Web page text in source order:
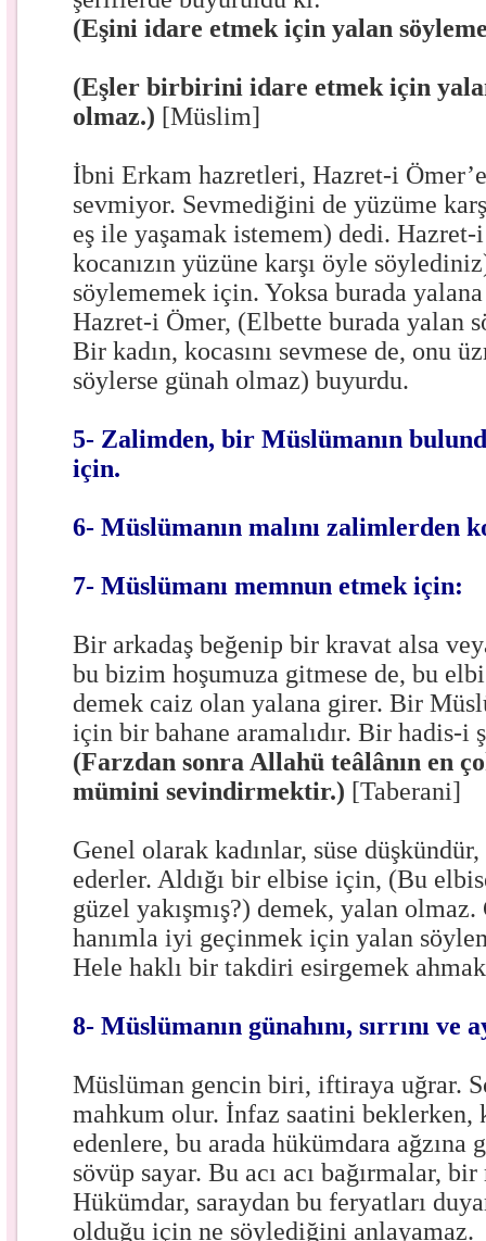
(Eşini idare etmek için yalan
(Eşler birbirini idare etmek için
olmaz.) [Müslim]
İbni Erkam hazretleri, Hazret-i
sevmiyor. Sevmediğini de yüzüme
eş ile yaşamak istemem) dedi.
kocanızın yüzüne karşı öyle
söylememek için. Yoksa burada
Hazret-i Ömer, (Elbette burada yalan
Bir kadın, kocasını sevmese de, onu
söylerse günah olmaz) buyurdu.
5- Zalimden, bir Müslümanın
için.
6- Müslümanın malını zalimlerden
7- Müslümanı memnun etmek için:
Bir arkadaş beğenip bir kravat alsa
bu bizim hoşumuza gitmese de, bu
demek caiz olan yalana girer. Bir
için bir bahane aramalıdır. Bir hadis-
(Farzdan sonra Allahü teâlânın en
mümini sevindirmektir.) [Taberani]
Genel olarak kadınlar, süse
ederler. Aldığı bir elbise için, (Bu
güzel yakışmış?) demek, yalan
hanımla iyi geçinmek için yalan
Hele haklı bir takdiri esirgemek
8- Müslümanın günahını, sırrını ve
Müslüman gencin biri, iftiraya uğrar.
mahkum olur. İnfaz saatini beklerken,
edenlere, bu arada hükümdara ağzına
sövüp sayar. Bu acı acı bağırmalar,
Hükümdar, saraydan bu feryatları
olduğu için ne söylediğini anlayamaz.